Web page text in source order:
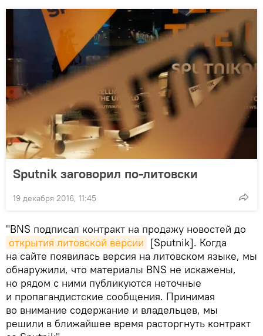
Sputnik заговорил по-литовски
19 декабря 2016, 11:45
"BNS подписал контракт на продажу новостей до
открытия литовской версии [Sputnik]. Когда
на сайте появилась версия на литовском языке, мы
обнаружили, что материалы BNS не искажены,
но рядом с ними публикуются неточные
и пропагандистские сообщения. Принимая
во внимание содержание и владельцев, мы
решили в ближайшее время расторгнуть контракт